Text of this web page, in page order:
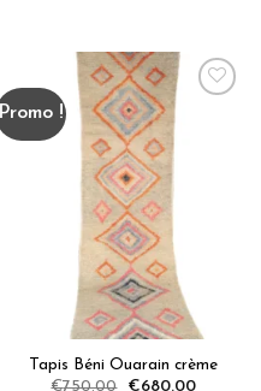
Promo !
Tapis Béni Ouarain crème
€750.00
Original
€680.00Current